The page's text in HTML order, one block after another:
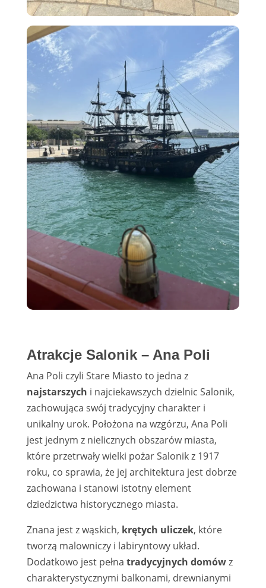
Atrakcje Salonik – Ana Poli
Ana Poli czyli Stare Miasto to jedna z
najstarszych i najciekawszych dzielnic Salonik,
zachowująca swój tradycyjny charakter i
unikalny urok. Położona na wzgórzu, Ana Poli
jest jednym z nielicznych obszarów miasta,
które przetrwały wielki pożar Salonik z 1917
roku, co sprawia, że jej architektura jest dobrze
zachowana i stanowi istotny element
dziedzictwa historycznego miasta.
Znana jest z wąskich, krętych uliczek, które
tworzą malowniczy i labiryntowy układ.
Dodatkowo jest pełna tradycyjnych domówz
charakterystycznymi balkonami, drewnianymi